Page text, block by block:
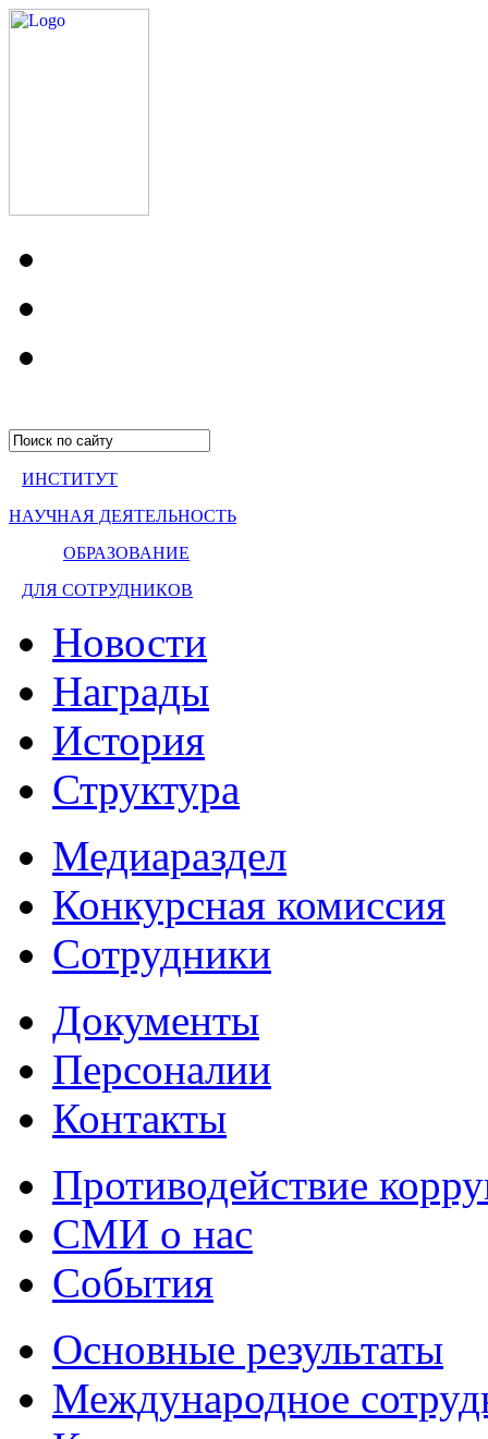
ИНСТИТУТ
НАУЧНАЯ ДЕЯТЕЛЬНОСТЬ
ОБРАЗОВАНИЕ
ДЛЯ СОТРУДНИКОВ
Новости
Награды
История
Структура
Медиараздел
Конкурсная комиссия
Сотрудники
Документы
Персоналии
Контакты
Противодействие
СМИ о нас
События
Основные результаты
Международное